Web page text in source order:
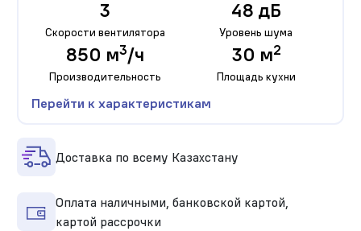
3
Скорости вентилятора
48 дБ
Уровень шума
850 м3/ч
Производительность
30 м2
Площадь кухни
Перейти к характеристикам
Доставка по всему Казахстану
Оплата наличными, банковской картой,
картой рассрочки